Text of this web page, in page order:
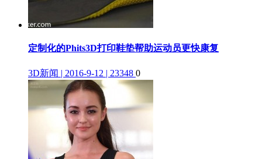
定制化的Phits3D打印鞋垫帮助运动员更快康复
3D新闻 | 2016-9-12 | 23348 0